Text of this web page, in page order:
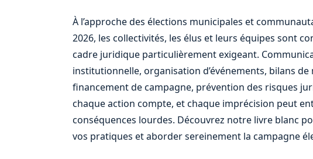
À l’approche des élections municipales et
2026, les collectivités, les élus et leurs équipes sont
cadre juridique particulièrement exigeant.
institutionnelle, organisation d’événements, bilans de
financement de campagne, prévention des risques
chaque action compte, et chaque imprécision peut
conséquences lourdes. Découvrez notre livre blanc
vos pratiques et aborder sereinement la campagne